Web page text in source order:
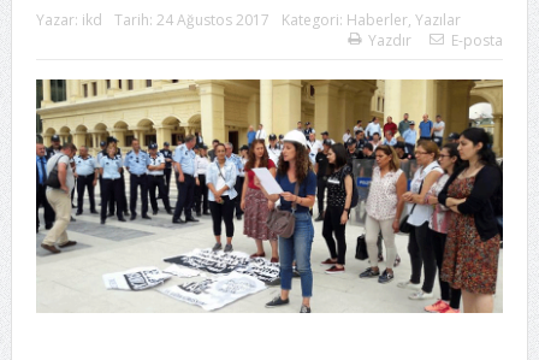
Yazar: ikd Tarih: 24 Ağustos 2017 Kategori: Haberler, Yazılar
Yazdır
E-posta